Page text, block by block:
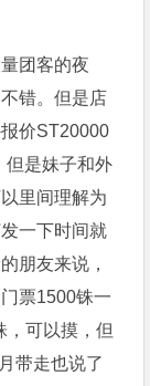
团客的夜
错。但是店
价ST20000
但是妹子和外
里间理解为
一下时间就
朋友来说，
票1500铢一
，可以摸，但
带走也说了